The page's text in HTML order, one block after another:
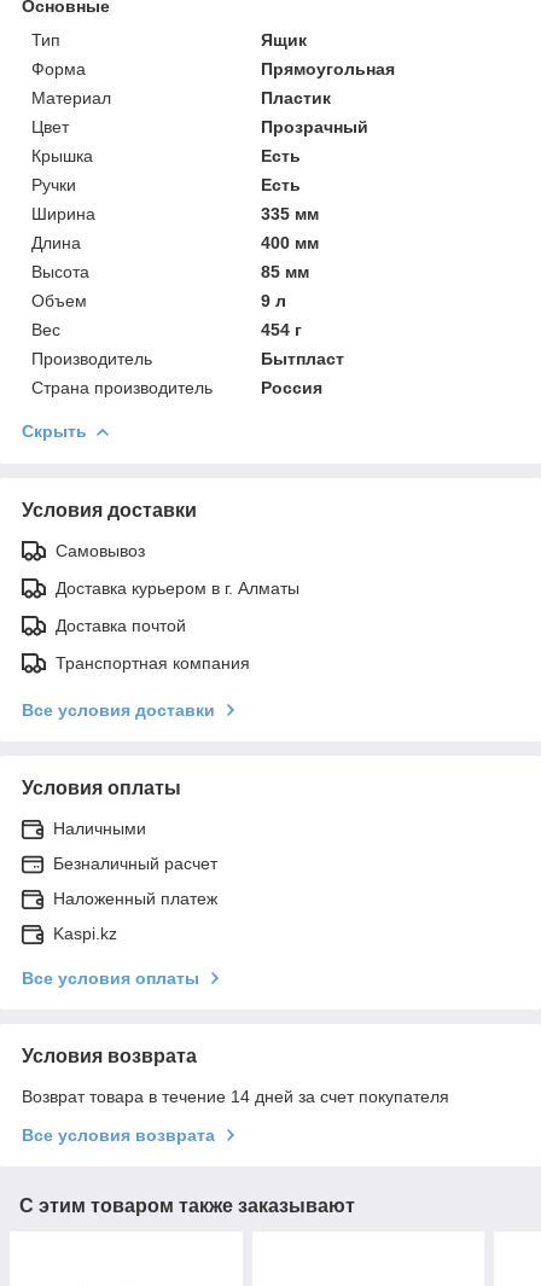
Основные
Тип
Ящик
Форма
Прямоугольная
Материал
Пластик
Цвет
Прозрачный
Крышка
Есть
Ручки
Есть
Ширина
335 мм
Длина
400 мм
Высота
85 мм
Объем
9 л
Вес
454 г
Производитель
Бытпласт
Страна производитель
Россия
Скрыть
Условия доставки
Самовывоз
Доставка курьером в г. Алматы
Доставка почтой
Транспортная компания
Все условия доставки
Условия оплаты
Наличными
Безналичный расчет
Наложенный платеж
Kaspi.kz
Все условия оплаты
Условия возврата
Возврат товара в течение 14 дней за счет покупателя
Все условия возврата
С этим товаром также заказывают